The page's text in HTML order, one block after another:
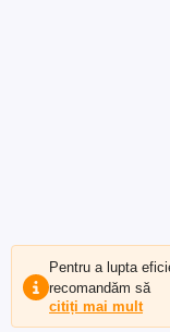
Pentru a lupta
recomandăm să
citiți mai mult